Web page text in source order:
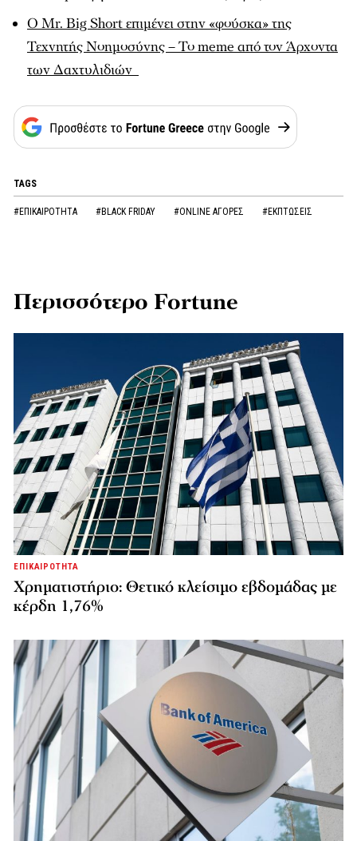
Ο Mr. Big Short επιμένει στην «φούσκα» της
Τεχνητής Νοημοσύνης – Το meme από τον Άρχοντα
των Δαχτυλιδιών
TAGS
#ΕΠΙΚΑΙΡΟΤΗΤΑ #BLACK FRIDAY #ONLINE ΑΓΟΡΕΣ #ΕΚΠΤΩΣΕΙΣ
Περισσότερο Fortune
ΕΠΙΚΑΙΡΟΤΗΤΑ
Χρηματιστήριο: Θετικό κλείσιμο εβδομάδας με
κέρδη 1,76%